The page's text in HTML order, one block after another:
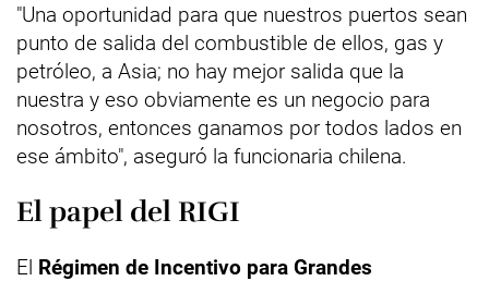
"Una oportunidad para que nuestros puertos sean
punto de salida del combustible de ellos, gas y
petróleo, a Asia; no hay mejor salida que la
nuestra y eso obviamente es un negocio para
nosotros, entonces ganamos por todos lados en
ese ámbito", aseguró la funcionaria chilena.
El papel del RIGI
El Régimen de Incentivo para Grandes